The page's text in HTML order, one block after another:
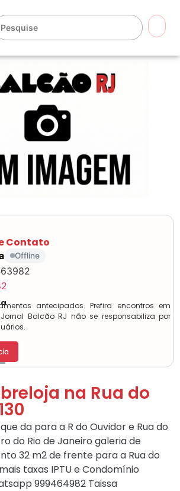
Contato
Offline
antecipados. Prefira encontros em
Balcão RJ não se responsabiliza por
na Rua do
da para a R do Ouvidor e Rua do
do Rio de Janeiro galeria de
32 m2 de frente para a Rua do
taxas IPTU e Condomínio
999464982 Taissa